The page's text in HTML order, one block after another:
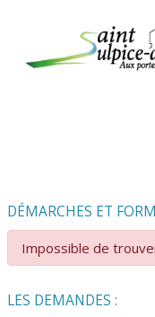
DÉMARCHES ET
Impossible de
LES DEMANDES :